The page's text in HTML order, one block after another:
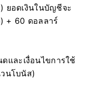
ยอดเงินในบัญชีจะ
) + 60 ดอลลาร์
และเงื่อนไขการใช้
นโบนัส)